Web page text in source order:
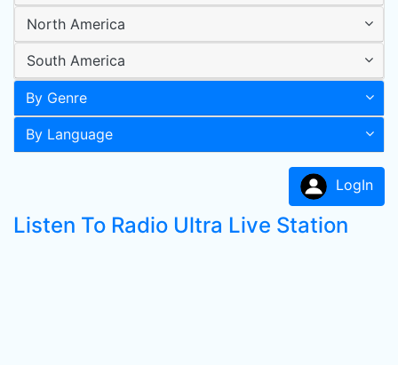
North America
South America
By Genre
By Language
LogIn
Listen To Radio Ultra Live Station